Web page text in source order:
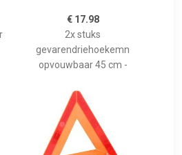
€ 17.98
2x stuks
gevarendriehoekemn
opvouwbaar 45 cm -